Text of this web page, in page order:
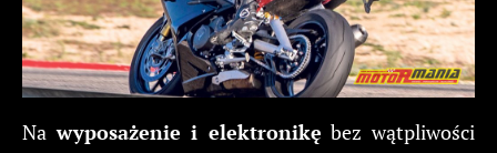
Nawyposażenie i elektronikę bez wątpliwości